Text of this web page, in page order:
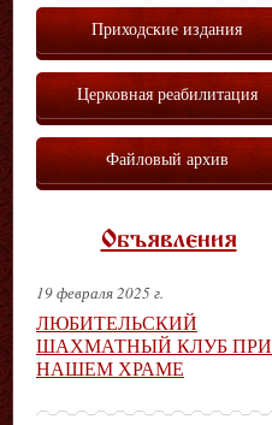
Приходские издания
Церковная реабилитация
Файловый архив
Объявления
19 февраля 2025 г.
ЛЮБИТЕЛЬСКИЙ
ШАХМАТНЫЙ КЛУБ ПРИ
НАШЕМ ХРАМЕ